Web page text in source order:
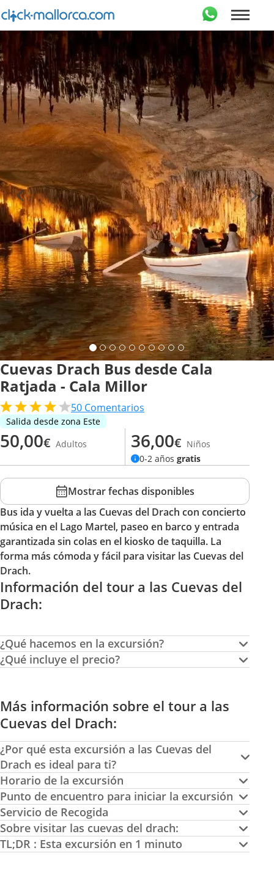
Cuevas Drach Bus desde Cala
Ratjada - Cala Millor
50 Comentarios
Salida desde zona Este
50,00€ Adultos 36,00€ Niños
0-2 años gratis
Mostrar fechas disponibles
Bus ida y vuelta a las Cuevas del Drach con concierto
música en el Lago Martel, paseo en barco y entrada
garantizada sin colas en el kiosko de taquilla. La
forma más cómoda y fácil para visitar las Cuevas del
Drach.
Información del tour a las Cuevas del
Drach:
¿Qué hacemos en la excursión?
¿Qué incluye el precio?
Más información sobre el tour a las
Cuevas del Drach:
¿Por qué esta excursión a las Cuevas del
Drach es ideal para ti?
Horario de la excursión
Punto de encuentro para iniciar la excursión
Servicio de Recogida
Sobre visitar las cuevas del drach:
TL;DR : Esta excursión en 1 minuto